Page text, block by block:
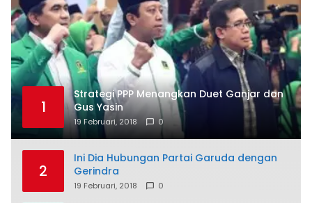
1
Strategi PPP Menangkan Duet Ganjar dan
Gus Yasin
19 Februari, 2018 0
2
Ini Dia Hubungan Partai Garuda dengan
Gerindra
19 Februari, 2018 0